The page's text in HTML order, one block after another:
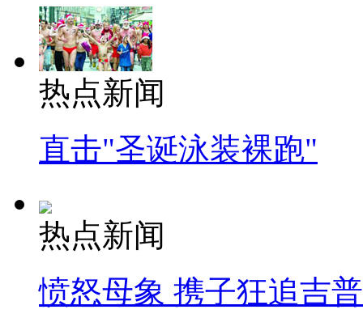
热点新闻
直击"圣诞泳装裸跑"
热点新闻
愤怒母象 携子狂追吉